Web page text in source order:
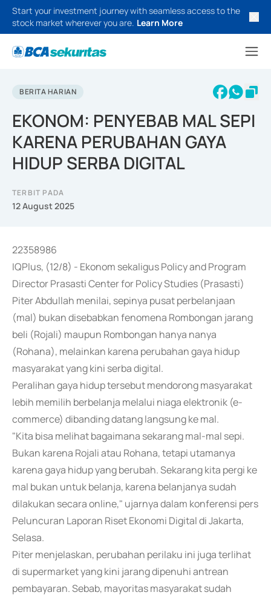
Start your investment journey with seamless access to the
stock market wherever you are. Learn More
BERITA HARIAN
EKONOM: PENYEBAB MAL SEPI
KARENA PERUBAHAN GAYA
HIDUP SERBA DIGITAL
TERBIT PADA
12 August 2025
22358986
IQPlus, (12/8) - Ekonom sekaligus Policy and Program
Director Prasasti Center for Policy Studies (Prasasti)
Piter Abdullah menilai, sepinya pusat perbelanjaan
(mal) bukan disebabkan fenomena Rombongan jarang
beli (Rojali) maupun Rombongan hanya nanya
(Rohana), melainkan karena perubahan gaya hidup
masyarakat yang kini serba digital.
Peralihan gaya hidup tersebut mendorong masyarakat
lebih memilih berbelanja melalui niaga elektronik (e-
commerce) dibanding datang langsung ke mal.
"Kita bisa melihat bagaimana sekarang mal-mal sepi.
Bukan karena Rojali atau Rohana, tetapi utamanya
karena gaya hidup yang berubah. Sekarang kita pergi ke
mal bukan untuk belanja, karena belanjanya sudah
dilakukan secara online," ujarnya dalam konferensi pers
Peluncuran Laporan Riset Ekonomi Digital di Jakarta,
Selasa.
Piter menjelaskan, perubahan perilaku ini juga terlihat
di supermarket yang kini jarang dipenuhi antrean
pembayaran. Sebab, mayoritas masyarakat sudah